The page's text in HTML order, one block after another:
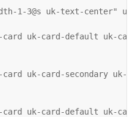
1-3@s uk-text-center"
uk-card-default uk-
uk-card-secondary uk-
uk-card-default uk-